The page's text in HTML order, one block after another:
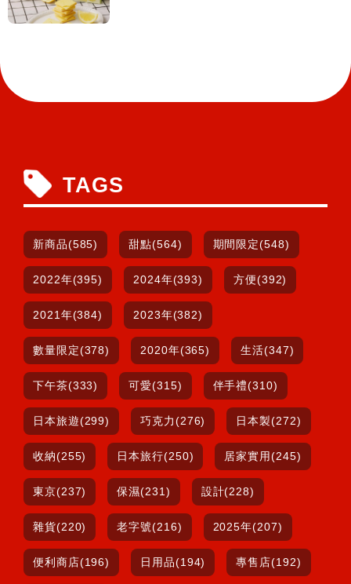
TAGS
新商品(585) 甜點(564) 期間限定(548)
2022年(395) 2024年(393) 方便(392)
2021年(384) 2023年(382)
數量限定(378) 2020年(365) 生活(347)
下午茶(333) 可愛(315) 伴手禮(310)
日本旅遊(299) 巧克力(276) 日本製(272)
收納(255) 日本旅行(250) 居家實用(245)
東京(237) 保濕(231) 設計(228)
雜貨(220) 老字號(216) 2025年(207)
便利商店(196) 日用品(194) 專售店(192)